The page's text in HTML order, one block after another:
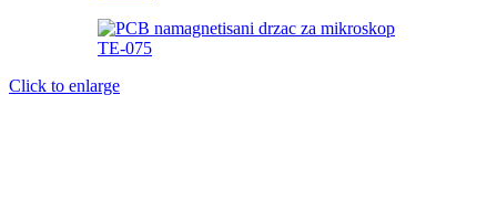
Click to enlarge